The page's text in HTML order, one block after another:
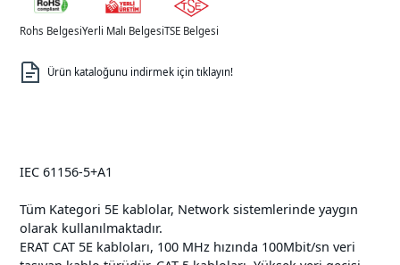
Rohs BelgesiYerli Malı BelgesiTSE Belgesi
Ürün kataloğunu indirmek için tıklayın!
IEC 61156-5+A1
Tüm Kategori 5E kablolar, Network sistemlerinde yaygın
olarak kullanılmaktadır.
ERAT CAT 5E kabloları, 100 MHz hızında 100Mbit/sn veri